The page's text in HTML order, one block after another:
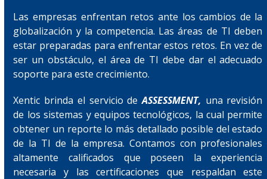
Las empresas enfrentan retos ante los cambios de la
globalización y la competencia. Las áreas de TI deben
estar preparadas para enfrentar estos retos. En vez de
ser un obstáculo, el área de TI debe dar el adecuado
soporte para este crecimiento.
Xentic brinda el servicio deASSESSMENT, una revisión
de los sistemas y equipos tecnológicos, la cual permite
obtener un reporte lo más detallado posible del estado
de la TI de la empresa. Contamos con profesionales
altamente calificados que poseen la experiencia
necesaria y las certificaciones que respaldan este